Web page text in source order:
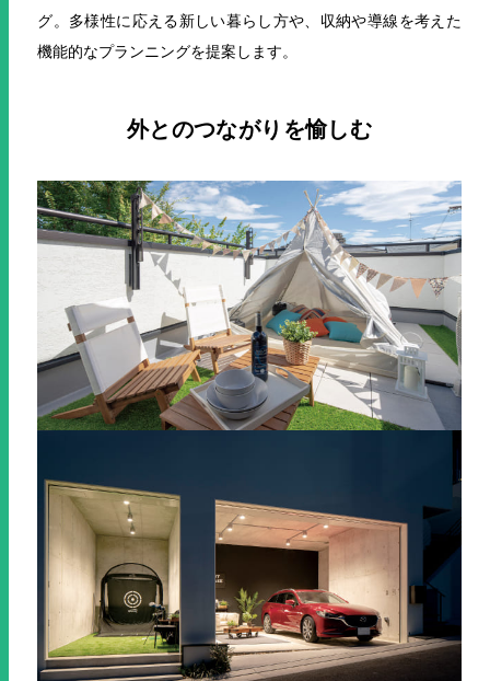
グ。多様性に応える新しい暮らし方や、収納や導線を考えた
機能的なプランニングを提案します。
外とのつながりを愉しむ